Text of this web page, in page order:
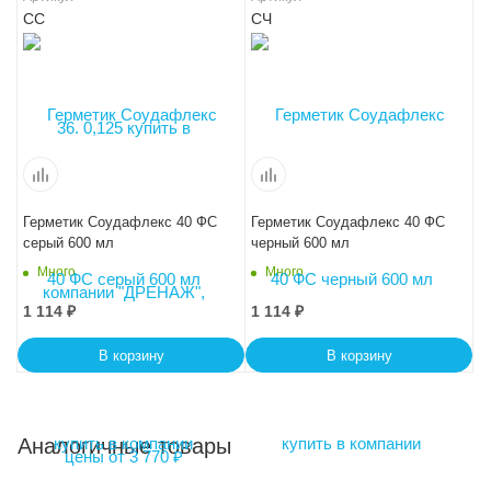
СС
Герметик Соудафлекс 40 ФС
серый 600 мл
Много
1 114 ₽
В корзину
СЧ
Герметик Соудафлекс 40 ФС
черный 600 мл
Много
1 114 ₽
В корзину
Аналогичные товары